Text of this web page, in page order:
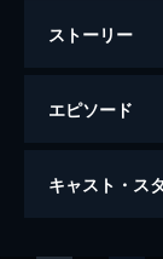
ストーリー
エピソード
サロメ・デ・マ
キャスト・ス